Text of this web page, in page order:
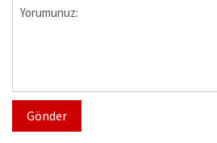
Gönder